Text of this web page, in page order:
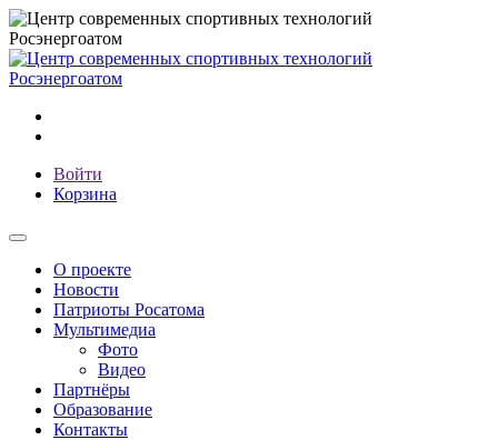
Войти
Корзина
О проекте
Новости
Патриоты Росатома
Мультимедиа
Фото
Видео
Партнёры
Образование
Контакты